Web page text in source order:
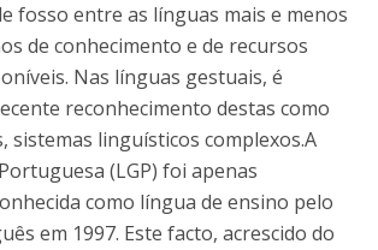
fosso entre as línguas mais e menos
de conhecimento e de recursos
Nas línguas gestuais, é
reconhecimento destas como
sistemas linguísticos complexos.A
(LGP) foi apenas
como língua de ensino pelo
em 1997. Este facto, acrescido do